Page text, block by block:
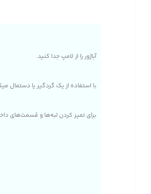
آباژور را از لامپ جدا کنید.
با استفاده از یک گردگیر یا دستمال
برای تمیز کردن لبه‌ها و قسمت‌های